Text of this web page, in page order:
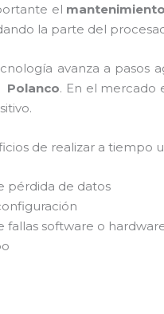
el
la parte del
avanza a pasos
Polanco. En el mercado
de realizar a tiempo
pérdida de datos
fallas software o